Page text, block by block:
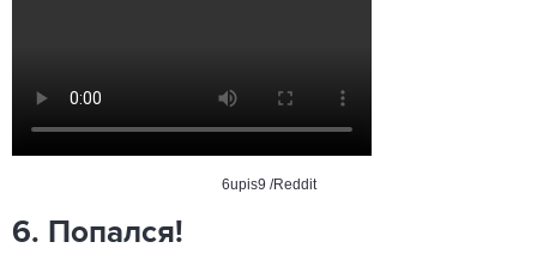
6upis9 /Reddit
6. Попался!